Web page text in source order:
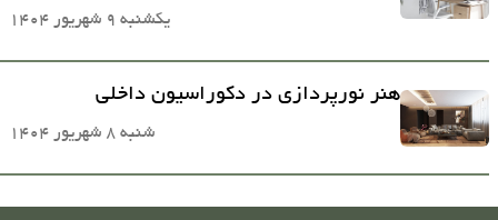
یکشنبه 9 شهریور 1404
هنر نورپردازی در دکوراسیون داخلی
شنبه 8 شهریور 1404